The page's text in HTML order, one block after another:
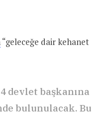
“geleceğe dair kehanet
devlet başkanına
bulunulacak. Bu